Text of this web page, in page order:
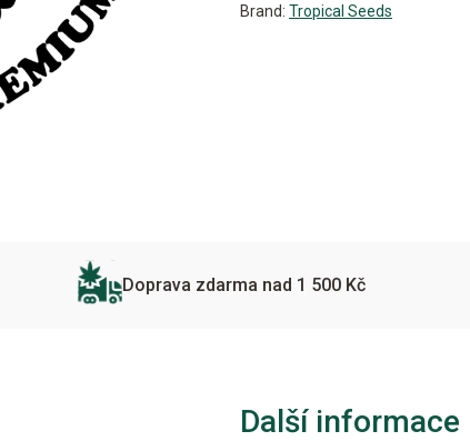
Brand: Tropical Seeds
Doprava zdarma nad 1 500 Kč
Další informace